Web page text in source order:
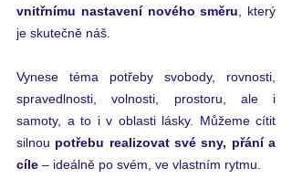
vnitřnímu nastavení nového směru , který
je skutečně náš.
Vynese téma potřeby svobody, rovnosti,
spravedlnosti, volnosti, prostoru, ale i
samoty, a to i v oblasti lásky. Můžeme cítit
silnou potřebu realizovat své sny, přání a
cíle – ideálně po svém, ve vlastním rytmu.